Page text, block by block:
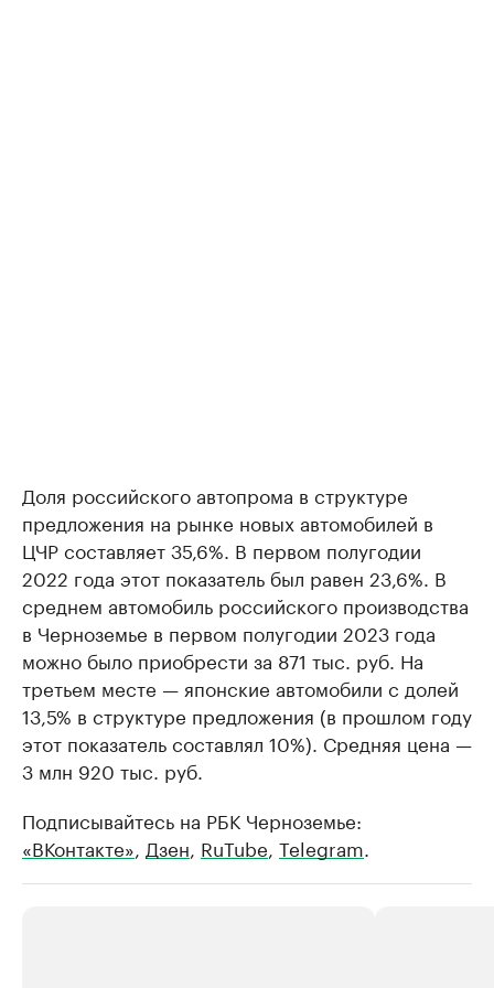
Доля российского автопрома в структуре
предложения на рынке новых автомобилей в
ЦЧР составляет 35,6%. В первом полугодии
2022 года этот показатель был равен 23,6%. В
среднем автомобиль российского производства
в Черноземье в первом полугодии 2023 года
можно было приобрести за 871 тыс. руб. На
третьем месте — японские автомобили с долей
13,5% в структуре предложения (в прошлом году
этот показатель составлял 10%). Средняя цена —
3 млн 920 тыс. руб.
Подписывайтесь на РБК Черноземье:
«ВКонтакте», Дзен, RuTube, Telegram.